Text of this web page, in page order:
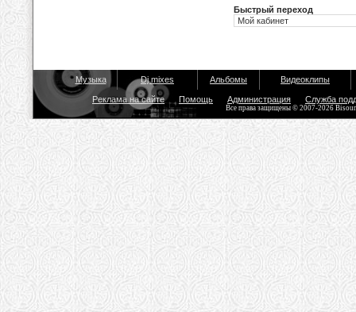
Быстрый переход
Музыка Dj mixes Альбомы Видеоклипы
Реклама на сайте Помощь Администрация Служба
Все права защищены © 2007-2026